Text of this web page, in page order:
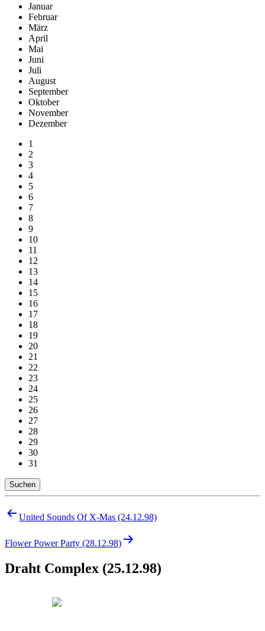
Januar
Februar
März
April
Mai
Juni
Juli
August
September
Oktober
November
Dezember
1
2
3
4
5
6
7
8
9
10
11
12
13
14
15
16
17
18
19
20
21
22
23
24
25
26
27
28
29
30
31
Suchen
Beitragsnavigation
United Sounds Of X-Mas (24.12.98)
Flower Power Party (28.12.98)
Draht Complex (25.12.98)